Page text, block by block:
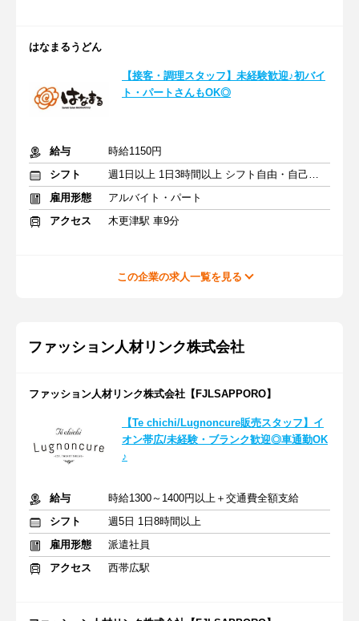
はなまるうどん
【接客・調理スタッフ】未経験歓迎♪初バイ
ト・パートさんもOK◎
給与
時給1150円
シフト
週1日以上 1日3時間以上 シフト自由・自己申告
雇用形態
アルバイト・パート
アクセス
木更津駅 車9分
この企業の求人一覧を見る
ファッション人材リンク株式会社
ファッション人材リンク株式会社【FJLSAPPORO】
【Te chichi/Lugnoncure販売スタッフ】イ
オン帯広/未経験・ブランク歓迎◎車通勤OK
♪
給与
時給1300～1400円以上＋交通費全額支給
シフト
週5日 1日8時間以上
雇用形態
派遣社員
アクセス
西帯広駅